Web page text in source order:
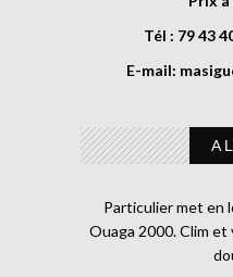
Tél : 79 43
E-mail:
A
Particulier met en
Ouaga 2000. Clim